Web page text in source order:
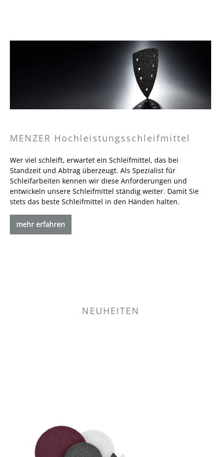
MENZER Hochleistungsschleifmittel
Wer viel schleift, erwartet ein Schleifmittel, das bei
Standzeit und Abtrag überzeugt. Als Spezialist für
Schleifarbeiten kennen wir diese Anforderungen und
entwickeln unsere Schleifmittel ständig weiter. Damit Sie
stets das beste Schleifmittel in den Händen halten.
mehr erfahren
NEUHEITEN